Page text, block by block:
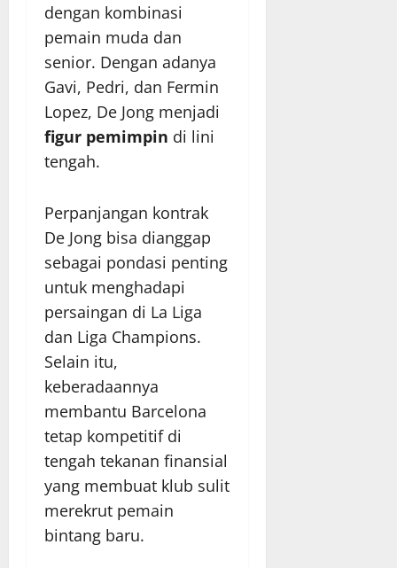
dengan kombinasi
pemain muda dan
senior. Dengan adanya
Gavi, Pedri, dan Fermin
Lopez, De Jong menjadi
figur pemimpin di lini
tengah.
Perpanjangan kontrak
De Jong bisa dianggap
sebagai pondasi penting
untuk menghadapi
persaingan di La Liga
dan Liga Champions.
Selain itu,
keberadaannya
membantu Barcelona
tetap kompetitif di
tengah tekanan finansial
yang membuat klub sulit
merekrut pemain
bintang baru.